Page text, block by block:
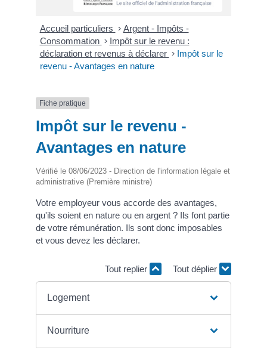
Accueil particuliers > Argent - Impôts -
Consommation > Impôt sur le revenu :
déclaration et revenus à déclarer > Impôt sur le
revenu - Avantages en nature
Fiche pratique
Impôt sur le revenu -
Avantages en nature
Vérifié le 08/06/2023 - Direction de l'information légale et
administrative (Première ministre)
Votre employeur vous accorde des avantages,
qu'ils soient en nature ou en argent ? Ils font partie
de votre rémunération. Ils sont donc imposables
et vous devez les déclarer.
Tout replier Tout déplier
Logement
Nourriture